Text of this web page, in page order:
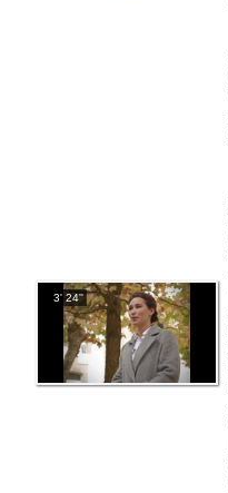
3' 24''